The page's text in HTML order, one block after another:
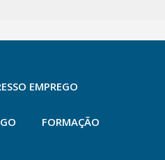
EMPREGO
FORMAÇÃO